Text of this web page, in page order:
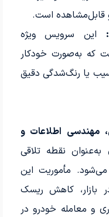
قابل‌مشاهده است.
این سرویس ویژه
که به‌صورت خودکار
یا رنگ‌شدگی دقیق
مهندسی اطلاعات و
به‌عنوان نقطه تلاقی
مأموریت این
بازار، کاهش ریسک
و معامله خودرو در